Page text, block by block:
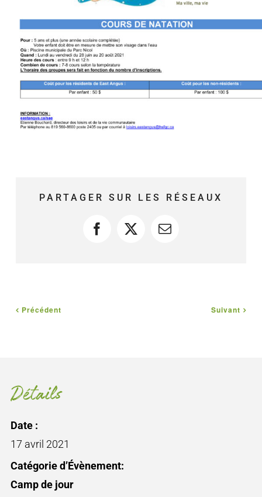
PARTAGER SUR LES RÉSEAUX
Facebook
X Courriel
Précédent Suivant
Détails
Date :
17 avril 2021
Catégorie d’Évènement:
Camp de jour